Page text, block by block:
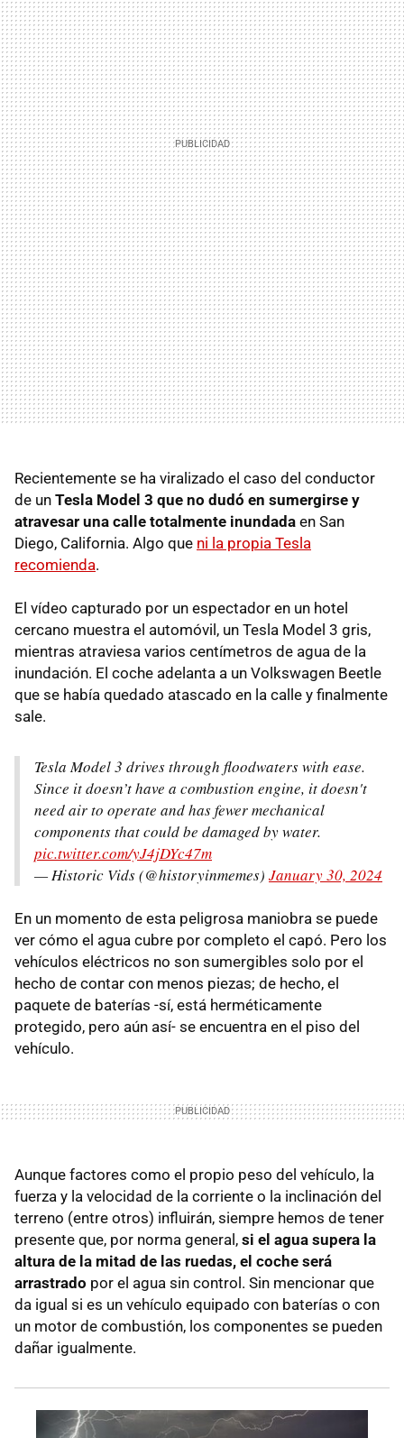
Recientemente se ha viralizado el caso del conductor
de un Tesla Model 3 que no dudó en sumergirse y
atravesar una calle totalmente inundada en San
Diego, California. Algo que ni la propia Tesla
recomienda.
El vídeo capturado por un espectador en un hotel
cercano muestra el automóvil, un Tesla Model 3 gris,
mientras atraviesa varios centímetros de agua de la
inundación. El coche adelanta a un Volkswagen Beetle
que se había quedado atascado en la calle y finalmente
sale.
Tesla Model 3 drives through floodwaters with ease.
Since it doesn’t have a combustion engine, it doesn't
need air to operate and has fewer mechanical
components that could be damaged by water.
pic.twitter.com/yJ4jDYc47m
— Historic Vids (@historyinmemes) January 30, 2024
En un momento de esta peligrosa maniobra se puede
ver cómo el agua cubre por completo el capó. Pero los
vehículos eléctricos no son sumergibles solo por el
hecho de contar con menos piezas; de hecho, el
paquete de baterías -sí, está herméticamente
protegido, pero aún así- se encuentra en el piso del
vehículo.
Aunque factores como el propio peso del vehículo, la
fuerza y la velocidad de la corriente o la inclinación del
terreno (entre otros) influirán, siempre hemos de tener
presente que, por norma general, si el agua supera la
altura de la mitad de las ruedas, el coche será
arrastrado por el agua sin control. Sin mencionar que
da igual si es un vehículo equipado con baterías o con
un motor de combustión, los componentes se pueden
dañar igualmente.